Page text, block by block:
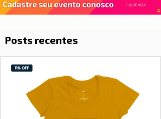
Posts recentes